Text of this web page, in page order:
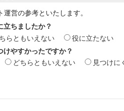
営の参考といたします。
立ちましたか？
らともいえない
役に立たない
やすかったですか？
どちらともいえない 見つけに